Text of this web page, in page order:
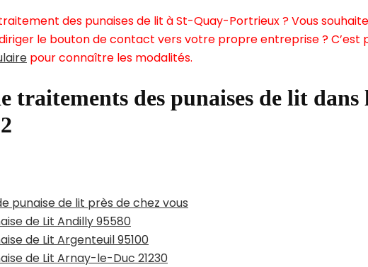
des punaises de lit à St-Quay-Portrieux ? Vous
le bouton de contact vers votre propre entreprise ? C’est
pour connaître les modalités.
traitements des punaises de lit dans
punaise de lit près de chez vous
de Lit Andilly 95580
de Lit Argenteuil 95100
de Lit Arnay-le-Duc 21230